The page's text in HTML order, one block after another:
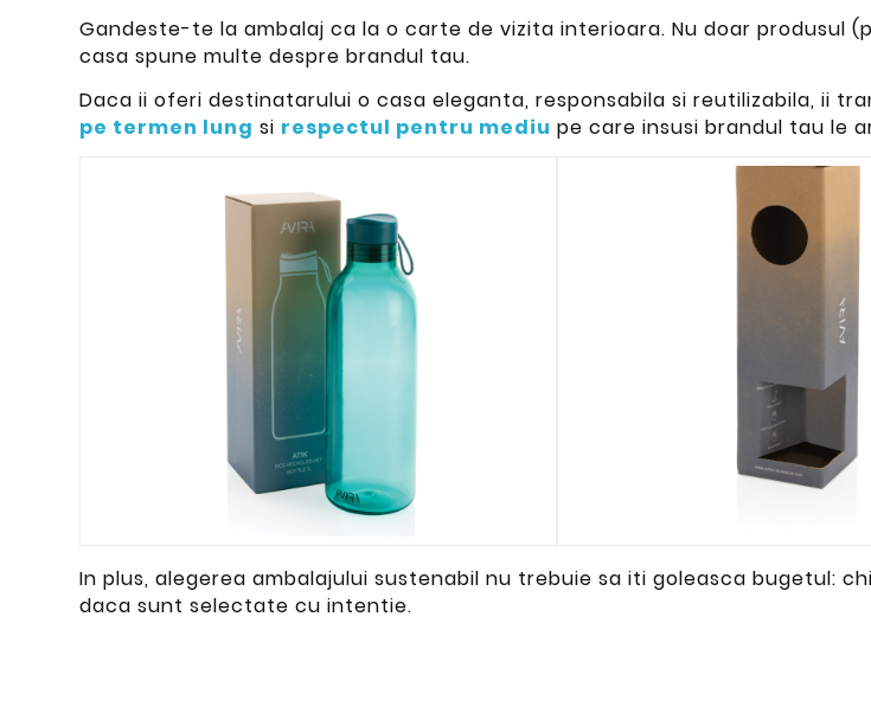
Gandeste-te la ambalaj ca la o carte de vizita interioara. Nu doar produsul
casa spune multe despre brandul tau.
Daca ii oferi destinatarului o casa eleganta, responsabila si reutilizabila, ii
pe termen lung si respectul pentru mediu pe care insusi brandul tau le
In plus, alegerea ambalajului sustenabil nu trebuie sa iti goleasca bugetul:
daca sunt selectate cu intentie.